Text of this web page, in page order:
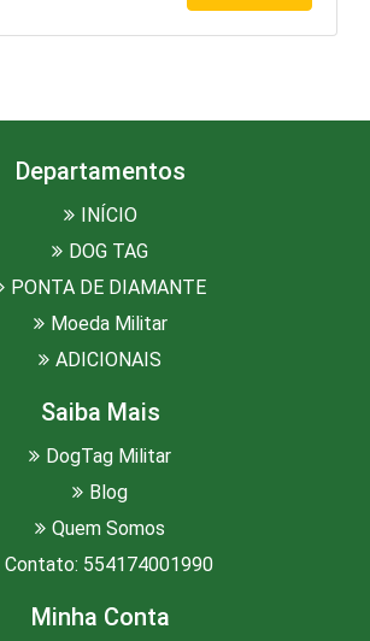
Departamentos
INÍCIO
DOG TAG
PONTA DE DIAMANTE
Moeda Militar
ADICIONAIS
Saiba Mais
DogTag Militar
Blog
Quem Somos
Contato: 554174001990
Minha Conta